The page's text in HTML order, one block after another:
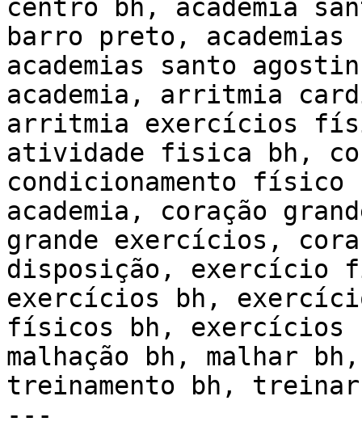
centro bh, academia
barro preto,
academias santo
academia, arritmia
arritmia exercícios
atividade fisica bh,
condicionamento físico
academia, coração
grande exercícios,
disposição, exercício
exercícios bh,
físicos bh, exercícios
malhação bh, malhar
treinamento bh,
---